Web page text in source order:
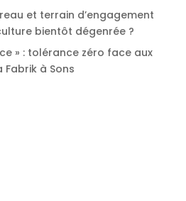
et terrain d’engagement
bientôt dégenrée ?
» : tolérance zéro face aux
Fabrik à Sons